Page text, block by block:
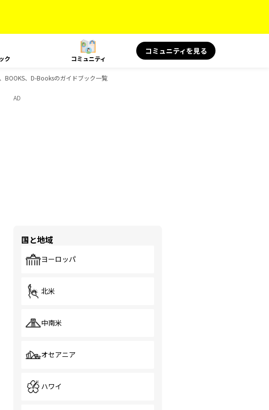
ク コミュニティ
コミュニティを見る
BOOKS、D-Booksのガイドブック一覧
AD
国と地域
ヨーロッパ
北米
中南米
オセアニア
ハワイ